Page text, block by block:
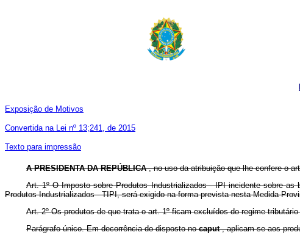
Exposição de Motivos
Convertida na Lei nº 13;241, de 2015
Texto para impressão
APRESIDENTA DA REPÚBLICA, no uso da atribuição que lhe confere o
Art. 1º O Imposto sobre Produtos Industrializados - IPI incidente sobre
Produtos Industrializados - TIPI, será exigido na forma prevista nesta Medida
Art. 2ºOs produtos de que trata oart. 1ºficam excluídos do regime
Parágrafo único. Em decorrência do disposto nocaput, aplicam-se aos